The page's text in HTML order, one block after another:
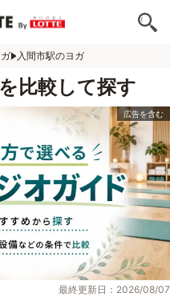
入間市駅のヨガ
比較して探す
最終更新日：2026/08/07